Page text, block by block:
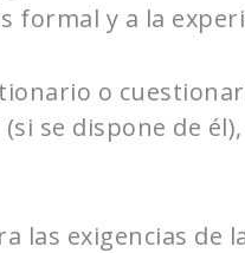
y a la
o
se dispone de
las exigencias de